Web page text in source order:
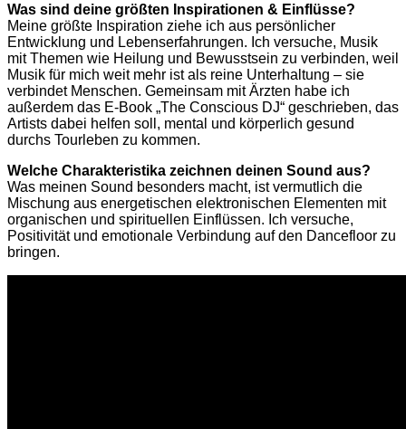
Was sind deine größten Inspirationen & Einflüsse?
Meine größte Inspiration ziehe ich aus persönlicher
Entwicklung und Lebenserfahrungen. Ich versuche, Musik
mit Themen wie Heilung und Bewusstsein zu verbinden, weil
Musik für mich weit mehr ist als reine Unterhaltung – sie
verbindet Menschen. Gemeinsam mit Ärzten habe ich
außerdem das E-Book „The Conscious DJ“ geschrieben, das
Artists dabei helfen soll, mental und körperlich gesund
durchs Tourleben zu kommen.
Welche Charakteristika zeichnen deinen Sound aus?
Was meinen Sound besonders macht, ist vermutlich die
Mischung aus energetischen elektronischen Elementen mit
organischen und spirituellen Einflüssen. Ich versuche,
Positivität und emotionale Verbindung auf den Dancefloor zu
bringen.